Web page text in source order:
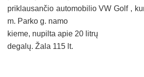
priklausančio automobilio VW Golf ,
m. Parko g. namo
kieme, nupilta apie 20 litrų
degalų. Žala 115 lt.